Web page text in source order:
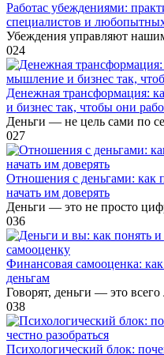
Работас убеждениями:
специалистов и
Убеждения управляют
024
Денежная трансформация:
и бизнес так, чтобы они
Деньги — не цель сами по
027
Отношения с деньгами: как
начать им доверять
Деньги — это не просто
036
Финансовая самооценка:
деньгам
Говорят, деньги — это
038
Психологический блок: